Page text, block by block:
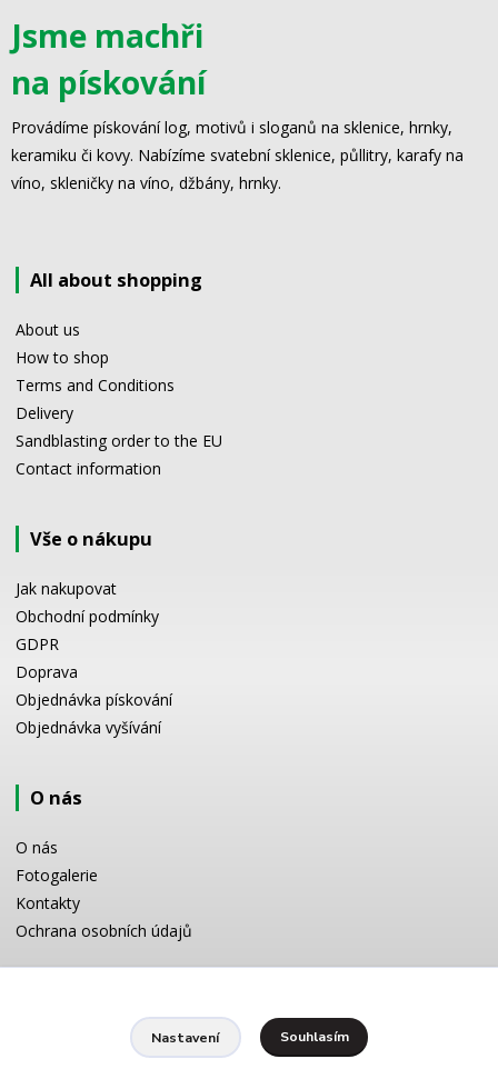
Jsme machři
na pískování
Provádíme pískování log, motivů i sloganů na sklenice, hrnky,
keramiku či kovy. Nabízíme svatební sklenice, půllitry, karafy na
víno, skleničky na víno, džbány, hrnky.
All about shopping
About us
How to shop
Terms and Conditions
Delivery
Sandblasting order to the EU
Contact information
Vše o nákupu
Jak nakupovat
Obchodní podmínky
GDPR
Doprava
Objednávka pískování
Objednávka vyšívání
O nás
O nás
Fotogalerie
Kontakty
Ochrana osobních údajů
Potřebujete poradit s výběrem? Neváhejte se zeptat:
Nastavení Souhlasím